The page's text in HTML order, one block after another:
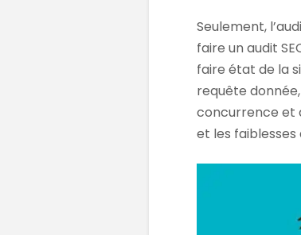
Seulement,
faire un audit
faire état de la
requête
concurrence et
et les faiblesses